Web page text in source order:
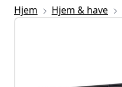
Hjem Hjem & have